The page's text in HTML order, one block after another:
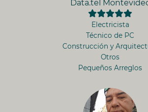
Data.tel
Electricista
Técnico de PC
Construcción y
Otros
Pequeños Arreglos